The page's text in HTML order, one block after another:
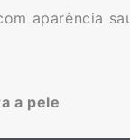
aparência
a pele